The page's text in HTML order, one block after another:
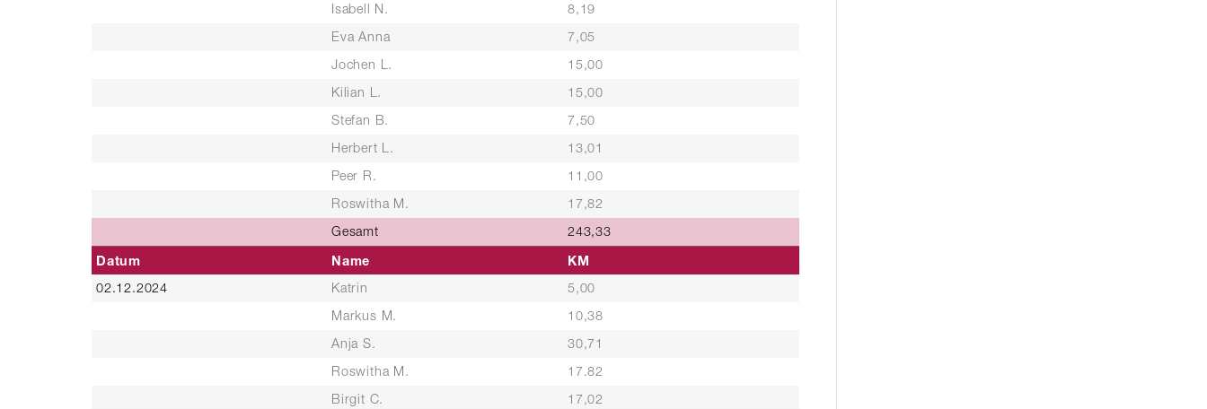
Isabell N.
8,19
Eva Anna
7,05
Jochen L.
15,00
Kilian L.
15,00
Stefan B.
7,50
Herbert L.
13,01
Peer R.
11,00
Roswitha M.
17,82
Gesamt
243,33
Datum Name KM
02.12.2024 Katrin
5,00
Markus M.
10,38
Anja S.
30,71
Roswitha M.
17.82
Birgit C.
17,02